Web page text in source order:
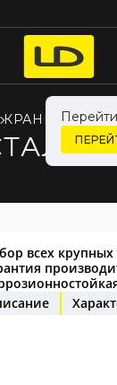
КРАНЫ LD
всех